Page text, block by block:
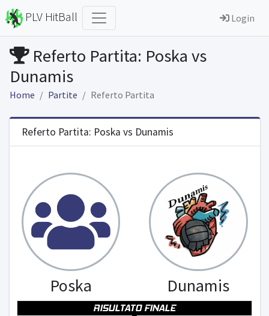
PLV HitBall Login
Referto Partita: Poska vs
Dunamis
Home Partite Referto Partita
Referto Partita: Poska vs Dunamis
Poska Dunamis
RISULTATO FINALE